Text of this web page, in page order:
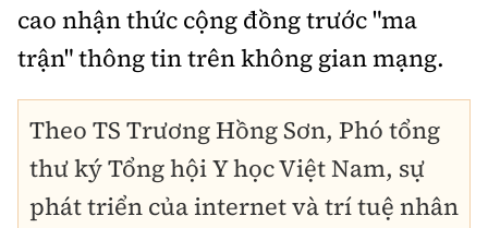
cao nhận thức cộng đồng trước "ma
trận" thông tin trên không gian mạng.
Theo TS Trương Hồng Sơn, Phó tổng
thư ký Tổng hội Y học Việt Nam, sự
phát triển của internet và trí tuệ nhân